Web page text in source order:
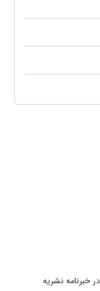
خبرنامه نشریه